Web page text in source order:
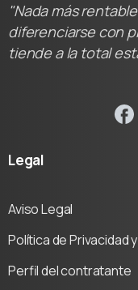
"Nada más
diferenciarse con
tiende a la total
Legal
Aviso Legal
Política de Privacidad
Perfil del contratante